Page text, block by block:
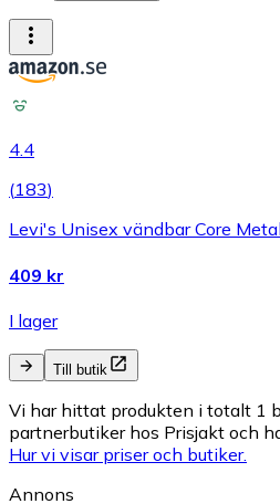
4.4
(183)
Levi's Unisex vändbar Core
409 kr
I lager
Till butik
Vi har hittat produkten i totalt 1
partnerbutiker hos Prisjakt och
Hur vi visar priser och butiker.
Annons